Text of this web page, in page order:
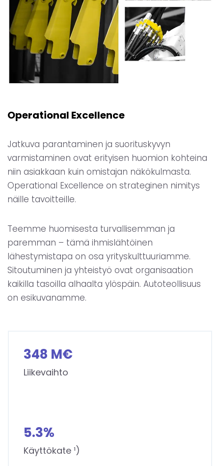
Operational Excellence
Jatkuva parantaminen ja suorituskyvyn
varmistaminen ovat erityisen huomion kohteina
niin asiakkaan kuin omistajan näkökulmasta.
Operational Excellence on strateginen nimitys
näille tavoitteille.
Teemme huomisesta turvallisemman ja
paremman – tämä ihmislähtöinen
lähestymistapa on osa yrityskulttuuriamme.
Sitoutuminen ja yhteistyö ovat organisaation
kaikilla tasoilla alhaalta ylöspäin. Autoteollisuus
on esikuvanamme.
4
M
348 M€
Liikevaihto
%
5.3%
Käyttökate ¹)